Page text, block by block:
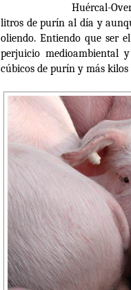
Huércal-
litros de purín al día y
oliendo. Entiendo que ser
perjuicio medioambiental
cúbicos de purín y más